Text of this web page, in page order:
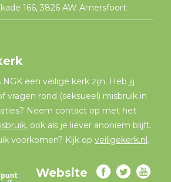
166, 3826 AW Amersfoort
NGK een veilige kerk zijn. Heb jij
vragen rond (seksueel) misbruik in
Neem contact op met het
, ook als je liever anoniem blijft.
voorkomen? Kijk opveiligekerk.nl.
Website